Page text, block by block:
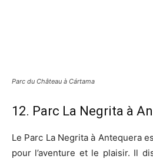
Parc du Château à Cártama
12. Parc La Negrita à
Le Parc La Negrita à Antequera
pour l’aventure et le plaisir. Il